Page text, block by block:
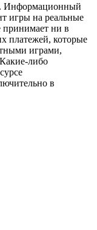
Информационный
игры на реальные
принимает ни в
платежей, которые
играми,
либо
в